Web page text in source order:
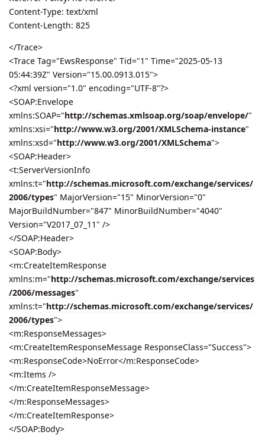
Content-Type: text/xml
Content-Length: 825
</Trace>
<Trace Tag="EwsResponse" Tid="1" Time="2025-05-13
05:44:39Z" Version="15.00.0913.015">
<?xml version="1.0" encoding="UTF-8"?>
<SOAP:Envelope
xmlns:SOAP="http://schemas.xmlsoap.org/soap/envelope/"
xmlns:xsi="http://www.w3.org/2001/XMLSchema-instance"
xmlns:xsd="http://www.w3.org/2001/XMLSchema">
<SOAP:Header>
<t:ServerVersionInfo
xmlns:t="http://schemas.microsoft.com/exchange/services/
2006/types" MajorVersion="15" MinorVersion="0"
MajorBuildNumber="847" MinorBuildNumber="4040"
Version="V2017_07_11" />
</SOAP:Header>
<SOAP:Body>
<m:CreateItemResponse
xmlns:m="http://schemas.microsoft.com/exchange/services
/2006/messages"
xmlns:t="http://schemas.microsoft.com/exchange/services/
2006/types">
<m:ResponseMessages>
<m:CreateItemResponseMessage ResponseClass="Success">
<m:ResponseCode>NoError</m:ResponseCode>
<m:Items />
</m:CreateItemResponseMessage>
</m:ResponseMessages>
</m:CreateItemResponse>
</SOAP:Body>